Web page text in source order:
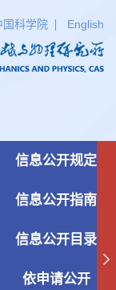
国科学院 English
信息公开规定
信息公开指南
信息公开目录
依申请公开